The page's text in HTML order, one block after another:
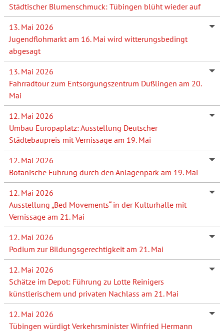
Städtischer Blumenschmuck: Tübingen blüht wieder auf
13. Mai 2026
Jugendflohmarkt am 16. Mai wird witterungsbedingt
abgesagt
13. Mai 2026
Fahrradtour zum Entsorgungszentrum Dußlingen am 20.
Mai
12. Mai 2026
Umbau Europaplatz: Ausstellung Deutscher
Städtebaupreis mit Vernissage am 19. Mai
12. Mai 2026
Botanische Führung durch den Anlagenpark am 19. Mai
12. Mai 2026
Ausstellung „Bed Movements“ in der Kulturhalle mit
Vernissage am 21. Mai
12. Mai 2026
Podium zur Bildungsgerechtigkeit am 21. Mai
12. Mai 2026
Schätze im Depot: Führung zu Lotte Reinigers
künstlerischem und privaten Nachlass am 21. Mai
12. Mai 2026
Tübingen würdigt Verkehrsminister Winfried Hermann